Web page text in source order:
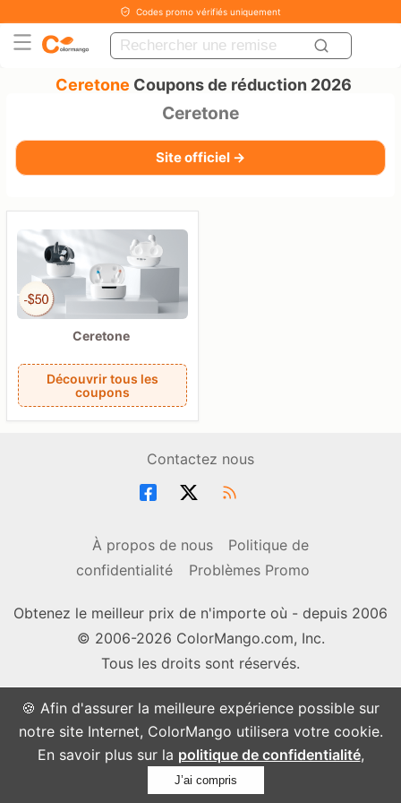
🍪 Afin d'assurer la meilleure expérience possible sur
notre site Internet, ColorMango utilisera votre cookie.
En savoir plus sur la politique de confidentialité,
J’ai compris
Codes promo vérifiés uniquement
Ceretone Coupons de réduction 2026
Ceretone
Site officiel →
Ceretone
Découvrir tous les
coupons
Contactez nous
À propos de nous
Politique de
confidentialité
Problèmes Promo
Obtenez le meilleur prix de n'importe où - depuis 2006
© 2006-2026 ColorMango.com, Inc.
Tous les droits sont réservés.